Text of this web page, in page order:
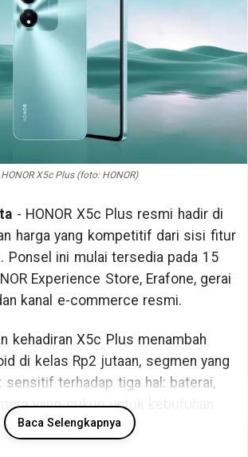
HONOR X5c Plus (foto: HONOR)
- HONOR X5c Plus resmi hadir di
harga yang kompetitif dari sisi fitur
Ponsel ini mulai tersedia pada 15
Experience Store, Erafone, gerai
kanal e-commerce resmi.
kehadiran X5c Plus menambah
di kelas Rp2 jutaan, segmen yang
sensitif terhadap tiga hal: baterai,
yang cukup untuk kebutuhan
Baca Selengkapnya